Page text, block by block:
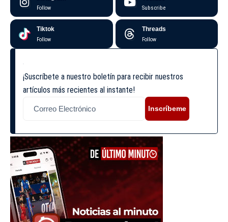
Follow Subscribe
Tiktok
Follow
Threads
Follow
¡Suscríbete a nuestro boletín para recibir nuestros
artículos más recientes al instante!
Inscríbeme